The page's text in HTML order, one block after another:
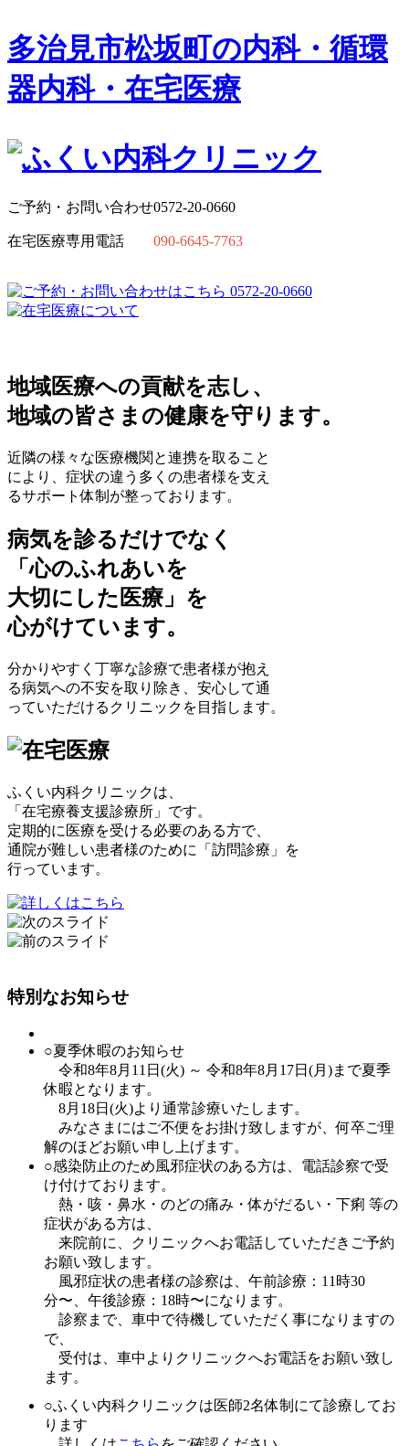
多治見市松坂町の内科・循環
器内科・在宅医療
ご予約・お問い合わせ0572-20-0660
在宅医療専用電話 090-6645-7763
地域医療への貢献を志し、
地域の皆さまの健康を守ります。
近隣の様々な医療機関と連携を取ること
により、症状の違う多くの患者様を支え
るサポート体制が整っております。
病気を診るだけでなく
「心のふれあいを
大切にした医療」を
心がけています。
分かりやすく丁寧な診療で患者様が抱え
る病気への不安を取り除き、安心して通
っていただけるクリニックを目指します。
ふくい内科クリニックは、
「在宅療養支援診療所」 です。
定期的に医療を受ける必要のある方で、
通院が難しい患者様のために
「訪問診療」
を
行っています。
特別なお知らせ
○夏季休暇のお知らせ
令和8年8月11日(火) ～ 令和8年8月17日(月)まで夏季
休暇となります。
8月18日(火)より通常診療いたします。
みなさまにはご不便をお掛け致しますが、何卒ご理
解のほどお願い申し上げます。
○感染防止のため風邪症状のある方は、電話診察で受
け付けております。
熱・咳・鼻水・のどの痛み・体がだるい・下痢 等の
症状がある方は、
来院前に、クリニックへお電話していただきご予約
お願い致します。
風邪症状の患者様の診察は、 午前診療：11時30
分〜、午後診療：18時〜になります。
診察まで、 車中で待機していただく事になりますの
で、
受付は、 車中よりクリニックへお電話をお願い致し
ます。
○ふくい内科クリニックは医師2名体制にて診療してお
ります